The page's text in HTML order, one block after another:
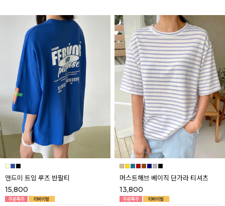
앤드미 트임 루즈 반팔티
15,800
머스트해브 베이직 단가라 티셔츠
13,800